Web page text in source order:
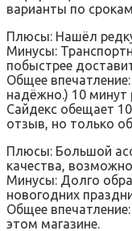
варианты по
Плюсы: Нашёл
Минусы:
побыстрее
Общее
надёжно.) 10 минут
Сайдекс обещает
отзыв, но только
Плюсы: Большой
качества,
Минусы: Долго
новогодних
Общее
этом магазине.